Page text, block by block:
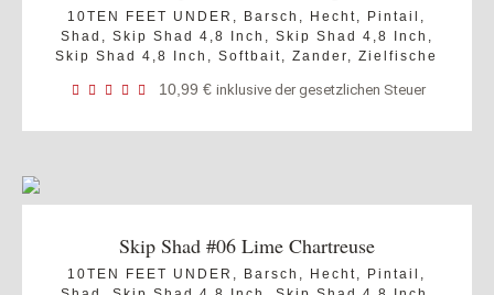
10TEN FEET UNDER , Barsch , Hecht, Pintail ,
Shad , Skip Shad 4,8 Inch , Skip Shad 4,8 Inch ,
Skip Shad 4,8 Inch ,Softbait,Zander,Zielfische
10,99 € inklusive der gesetzlichen Steuer
Skip Shad #06 Lime Chartreuse
10TEN FEET UNDER , Barsch , Hecht, Pintail ,